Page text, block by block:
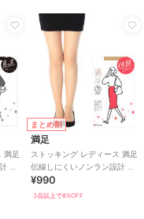
満足
ブ
まとめ割
満足
ストッキング レディース 満足
伝線しにくいノンラン設計 無
地 JJML
¥990
3点以上で8%OFF